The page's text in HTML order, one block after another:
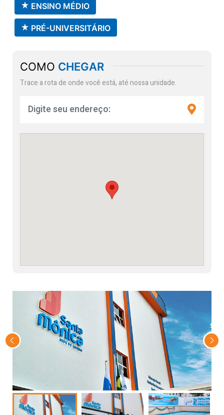
ENSINO MÉDIO
PRÉ-UNIVERSITÁRIO
COMO CHEGAR
Trace a rota de onde você está, até nossa unidade.
Insira seu endereço aqui e trace